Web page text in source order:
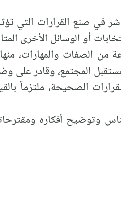
في صنع القرارات التي
أو الوسائل الأخرى
الصفات والمهارات، منها
المجتمع، وقادر على
الصحيحة، ملتزماً
وتوضيح أفكاره